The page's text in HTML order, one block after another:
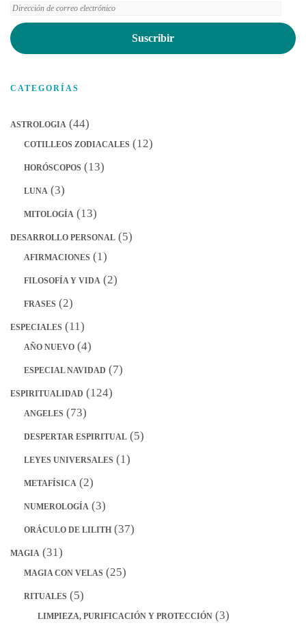
Dirección
de
correo
electrónico
Suscribir
CATEGORÍAS
ASTROLOGIA (44)
COTILLEOS ZODIACALES (12)
HORÓSCOPOS (13)
LUNA (3)
MITOLOGÍA (13)
DESARROLLO PERSONAL (5)
AFIRMACIONES (1)
FILOSOFÍA Y VIDA (2)
FRASES (2)
ESPECIALES (11)
AÑO NUEVO (4)
ESPECIAL NAVIDAD (7)
ESPIRITUALIDAD (124)
ANGELES (73)
DESPERTAR ESPIRITUAL (5)
LEYES UNIVERSALES (1)
METAFÍSICA (2)
NUMEROLOGÍA (3)
ORÁCULO DE LILITH (37)
MAGIA (31)
MAGIA CON VELAS (25)
RITUALES (5)
LIMPIEZA, PURIFICACIÓN Y PROTECCIÓN (3)